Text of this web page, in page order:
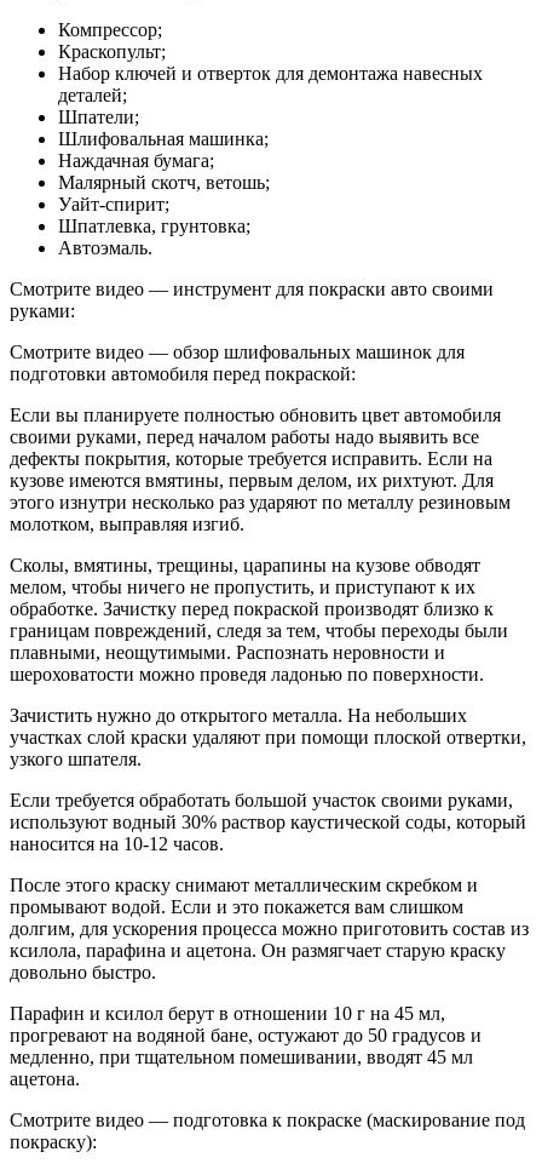
Компрессор;
Краскопульт;
Набор ключей и отверток для демонтажа навесных
деталей;
Шпатели;
Шлифовальная машинка;
Наждачная бумага;
Малярный скотч, ветошь;
Уайт-спирит;
Шпатлевка, грунтовка;
Автоэмаль.
Смотрите видео — инструмент для покраски авто своими
руками:
Смотрите видео — обзор шлифовальных машинок для
подготовки автомобиля перед покраской:
Если вы планируете полностью обновить цвет автомобиля
своими руками, перед началом работы надо выявить все
дефекты покрытия, которые требуется исправить. Если на
кузове имеются вмятины, первым делом, их рихтуют. Для
этого изнутри несколько раз ударяют по металлу резиновым
молотком, выправляя изгиб.
Сколы, вмятины, трещины, царапины на кузове обводят
мелом, чтобы ничего не пропустить, и приступают к их
обработке. Зачистку перед покраской производят близко к
границам повреждений, следя за тем, чтобы переходы были
плавными, неощутимыми. Распознать неровности и
шероховатости можно проведя ладонью по поверхности.
Зачистить нужно до открытого металла. На небольших
участках слой краски удаляют при помощи плоской отвертки,
узкого шпателя.
Если требуется обработать большой участок своими руками,
используют водный 30% раствор каустической соды, который
наносится на 10-12 часов.
После этого краску снимают металлическим скребком и
промывают водой. Если и это покажется вам слишком
долгим, для ускорения процесса можно приготовить состав из
ксилола, парафина и ацетона. Он размягчает старую краску
довольно быстро.
Парафин и ксилол берут в отношении 10 г на 45 мл,
прогревают на водяной бане, остужают до 50 градусов и
медленно, при тщательном помешивании, вводят 45 мл
ацетона.
Смотрите видео — подготовка к покраске (маскирование под
покраску):